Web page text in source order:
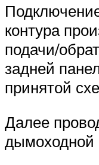
контура
подачи/
задней
принятой
Далее
дымоходной